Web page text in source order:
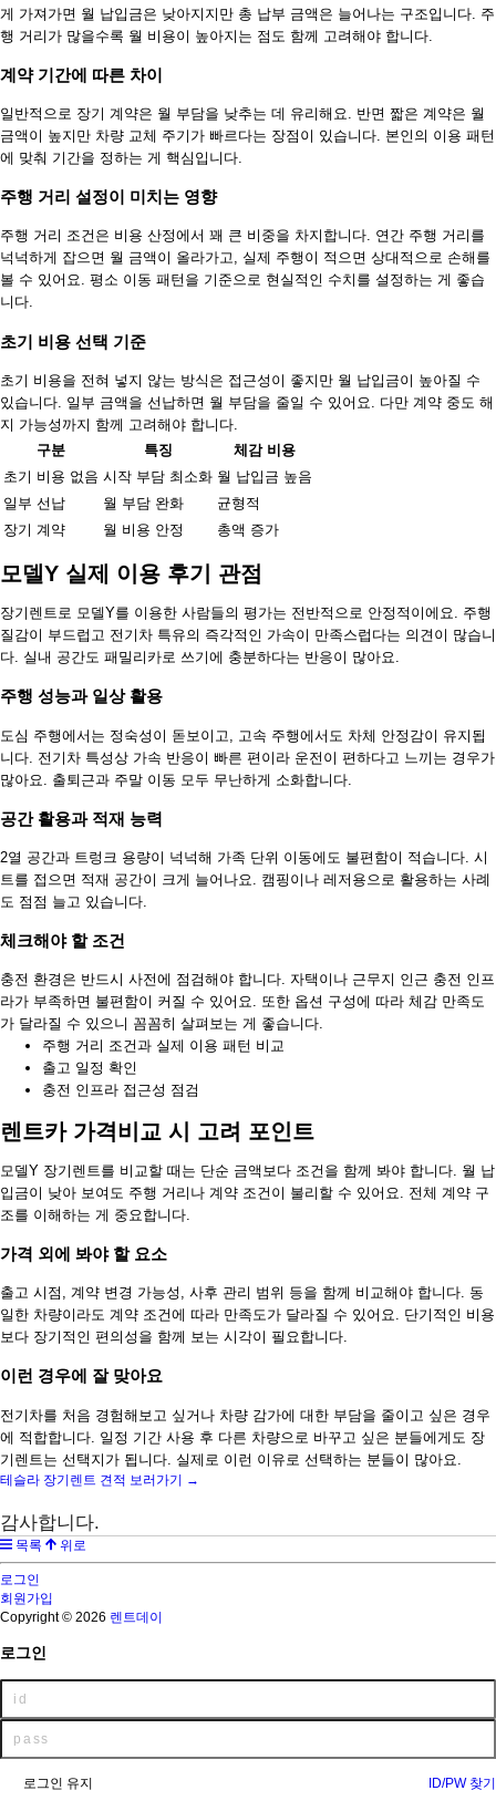
게 가져가면 월 납입금은 낮아지지만 총 납부 금액은 늘어나는 구조입니다. 주
행 거리가 많을수록 월 비용이 높아지는 점도 함께 고려해야 합니다.
계약 기간에 따른 차이
일반적으로 장기 계약은 월 부담을 낮추는 데 유리해요. 반면 짧은 계약은 월
금액이 높지만 차량 교체 주기가 빠르다는 장점이 있습니다. 본인의 이용 패턴
에 맞춰 기간을 정하는 게 핵심입니다.
주행 거리 설정이 미치는 영향
주행 거리 조건은 비용 산정에서 꽤 큰 비중을 차지합니다. 연간 주행 거리를
넉넉하게 잡으면 월 금액이 올라가고, 실제 주행이 적으면 상대적으로 손해를
볼 수 있어요. 평소 이동 패턴을 기준으로 현실적인 수치를 설정하는 게 좋습
니다.
초기 비용 선택 기준
초기 비용을 전혀 넣지 않는 방식은 접근성이 좋지만 월 납입금이 높아질 수
있습니다. 일부 금액을 선납하면 월 부담을 줄일 수 있어요. 다만 계약 중도 해
지 가능성까지 함께 고려해야 합니다.
구분
특징
체감 비용
초기 비용 없음 시작 부담 최소화 월 납입금 높음
일부 선납
월 부담 완화
균형적
장기 계약
월 비용 안정 총액 증가
모델Y 실제 이용 후기 관점
장기렌트로 모델Y를 이용한 사람들의 평가는 전반적으로 안정적이에요. 주행
질감이 부드럽고 전기차 특유의 즉각적인 가속이 만족스럽다는 의견이 많습니
다. 실내 공간도 패밀리카로 쓰기에 충분하다는 반응이 많아요.
주행 성능과 일상 활용
도심 주행에서는 정숙성이 돋보이고, 고속 주행에서도 차체 안정감이 유지됩
니다. 전기차 특성상 가속 반응이 빠른 편이라 운전이 편하다고 느끼는 경우가
많아요. 출퇴근과 주말 이동 모두 무난하게 소화합니다.
공간 활용과 적재 능력
2열 공간과 트렁크 용량이 넉넉해 가족 단위 이동에도 불편함이 적습니다. 시
트를 접으면 적재 공간이 크게 늘어나요. 캠핑이나 레저용으로 활용하는 사례
도 점점 늘고 있습니다.
체크해야 할 조건
충전 환경은 반드시 사전에 점검해야 합니다. 자택이나 근무지 인근 충전 인프
라가 부족하면 불편함이 커질 수 있어요. 또한 옵션 구성에 따라 체감 만족도
가 달라질 수 있으니 꼼꼼히 살펴보는 게 좋습니다.
주행 거리 조건과 실제 이용 패턴 비교
출고 일정 확인
충전 인프라 접근성 점검
렌트카 가격비교 시 고려 포인트
모델Y 장기렌트를 비교할 때는 단순 금액보다 조건을 함께 봐야 합니다. 월 납
입금이 낮아 보여도 주행 거리나 계약 조건이 불리할 수 있어요. 전체 계약 구
조를 이해하는 게 중요합니다.
가격 외에 봐야 할 요소
출고 시점, 계약 변경 가능성, 사후 관리 범위 등을 함께 비교해야 합니다. 동
일한 차량이라도 계약 조건에 따라 만족도가 달라질 수 있어요. 단기적인 비용
보다 장기적인 편의성을 함께 보는 시각이 필요합니다.
이런 경우에 잘 맞아요
전기차를 처음 경험해보고 싶거나 차량 감가에 대한 부담을 줄이고 싶은 경우
에 적합합니다. 일정 기간 사용 후 다른 차량으로 바꾸고 싶은 분들에게도 장
기렌트는 선택지가 됩니다. 실제로 이런 이유로 선택하는 분들이 많아요.
테슬라 장기렌트 견적 보러가기 →
감사합니다.
목록 위로
로그인
회원가입
Copyright © 2026 렌트데이
로그인
로그인 유지 ID/PW 찾기